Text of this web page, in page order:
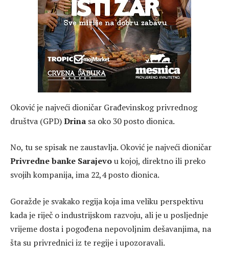
Oković je najveći dioničar Građevinskog privrednog
društva (GPD)Drina sa oko 30 posto dionica.
No, tu se spisak ne zaustavlja. Oković je najveći dioničar
Privredne banke Sarajevou kojoj, direktno ili preko
svojih kompanija, ima 22,4 posto dionica.
Goražde je svakako regija koja ima veliku perspektivu
kada je riječ o industrijskom razvoju, ali je u posljednje
vrijeme dosta i pogođena nepovoljnim dešavanjima, na
šta su privrednici iz te regije i upozoravali.